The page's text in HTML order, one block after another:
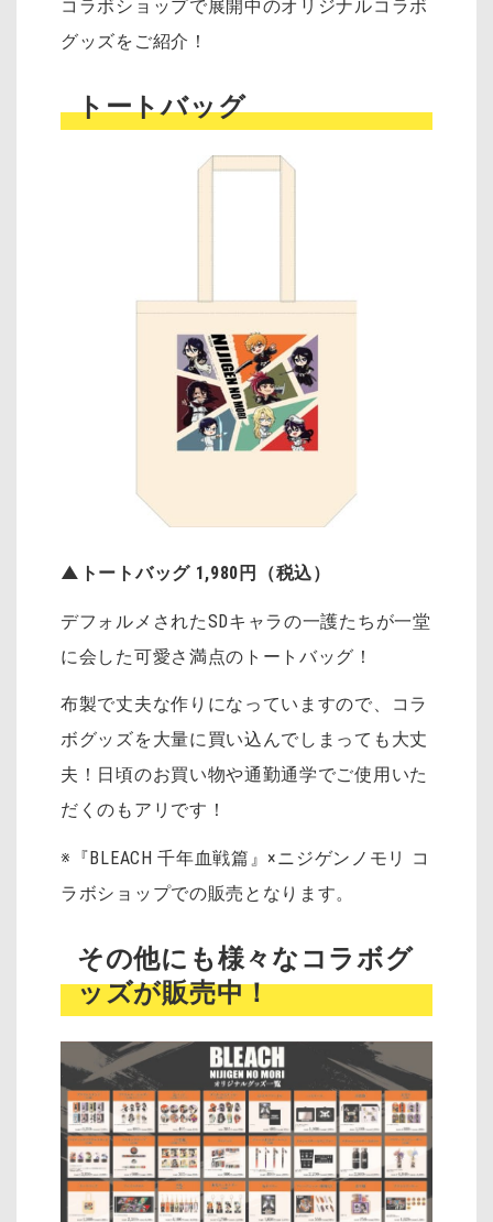
コラボショップで展開中のオリジナルコラボ
グッズをご紹介！
トートバッグ
▲トートバッグ1,980 円（税込）
デフォルメされたSDキャラの一護たちが一堂
に会した可愛さ満点のトートバッグ！
布製で丈夫な作りになっていますので、コラ
ボグッズを大量に買い込んでしまっても大丈
夫！日頃のお買い物や通勤通学でご使用いた
だくのもアリです！
※『BLEACH 千年血戦篇』×ニジゲンノモリ コ
ラボショップでの販売となります。
その他にも様々なコラボグ
ッズが販売中！